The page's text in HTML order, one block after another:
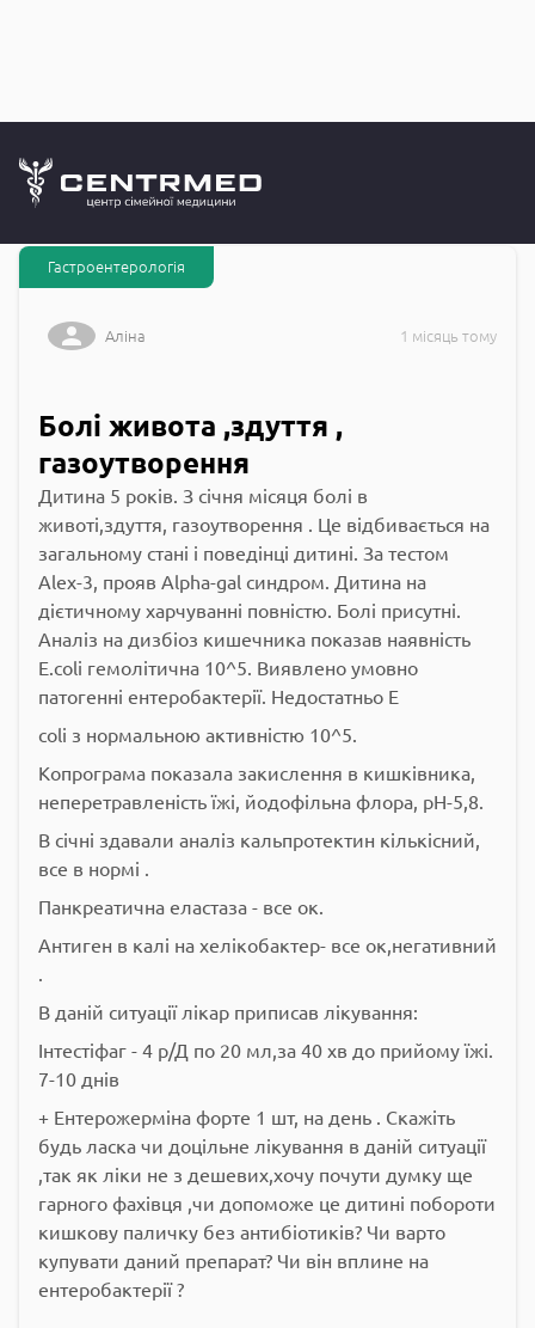
CENTRMED: Задай питання лікарю онлайн
Гастроентерологія
Аліна 1 місяць тому
Болі живота ,здуття ,
газоутворення
Дитина 5 років. З січня місяця болі в
животі,здуття, газоутворення . Це відбивається на
загальному стані і поведінці дитині. За тестом
Alex-3, прояв Alpha-gal синдром. Дитина на
дієтичному харчуванні повністю. Болі присутні.
Аналіз на дизбіоз кишечника показав наявність
E.coli гемолітична 10^5. Виявлено умовно
патогенні ентеробактерії. Недостатньо E
coli з нормальною активністю 10^5.
Копрограма показала закислення в кишківника,
неперетравленість їжі, йодофільна флора, pH-5,8.
В січні здавали аналіз кальпротектин кількісний,
все в нормі .
Панкреатична еластаза - все ок.
Антиген в калі на хелікобактер- все ок,негативний
.
В даній ситуації лікар приписав лікування:
Інтестіфаг - 4 р/Д по 20 мл,за 40 хв до прийому їжі.
7-10 днів
+ Ентерожерміна форте 1 шт, на день . Скажіть
будь ласка чи доцільне лікування в даній ситуації
,так як ліки не з дешевих,хочу почути думку ще
гарного фахівця ,чи допоможе це дитині побороти
кишкову паличку без антибіотиків? Чи варто
купувати даний препарат? Чи він вплине на
ентеробактерії ?